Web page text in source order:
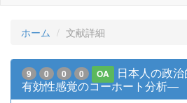
ホーム 文献詳細
9 0 0 0 OA
日本人の政
有効性感覚のコーホート分析―